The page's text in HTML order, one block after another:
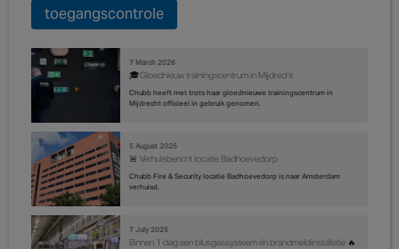
toegangscontrole
🎓Gloednieuw trainingscentrum in Mijdrecht
Chubb heeft met trots haar gloednieuwe trainingscentrum in
Mijdrecht officieel in gebruik genomen.
7 March 2026
🚨 Verhuisbericht locatie Badhoevedorp
Chubb Fire & Security locatie Badhoevedorp is naar Amsterdam
verhuisd.
5 August 2025
Binnen 1 dag een blusgassysteem én brandmeldinstallatie 🔥
7 July 2025